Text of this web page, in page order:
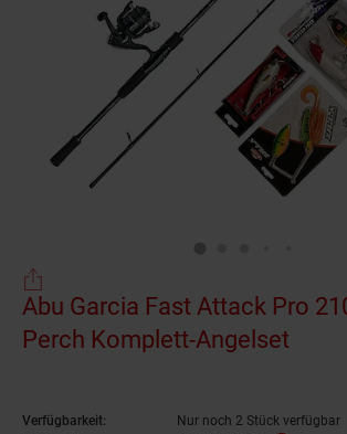
Abu Garcia Fast Attack Pro
Perch Komplett-Angelset
Verfügbarkeit:
Nur noch 2 Stück verfügbar